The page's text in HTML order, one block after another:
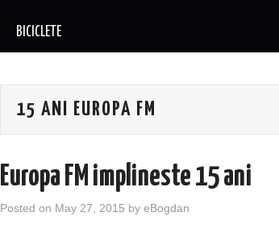
BICICLETE
15 ANI EUROPA FM
Europa FM implineste 15 ani
Posted on May 27, 2015 by eBogdan